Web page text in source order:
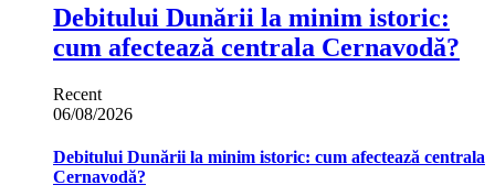
Debitului Dunării la minim istoric:
cum afectează centrala Cernavodă?
Recent
06/08/2026
Debitului Dunării la minim istoric: cum afectează centrala
Cernavodă?